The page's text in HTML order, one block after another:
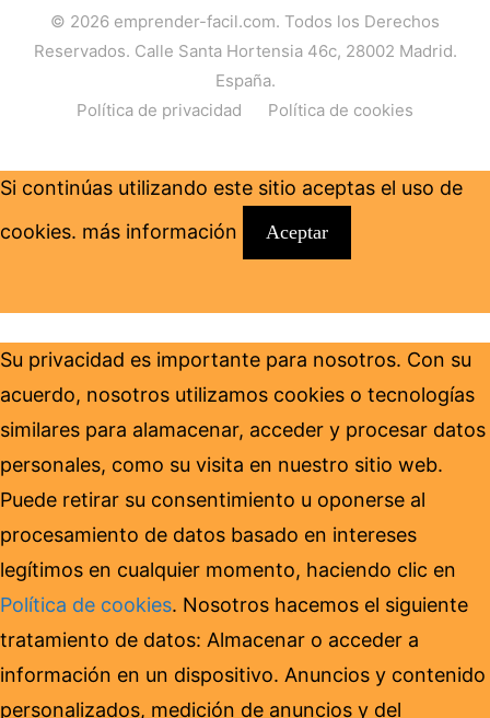
© 2026 emprender-facil.com. Todos los Derechos
Reservados. Calle Santa Hortensia 46c, 28002 Madrid.
España.
Política de privacidad
Política de cookies
Si continúas utilizando este sitio aceptas el uso de
cookies. más información Aceptar
Su privacidad es importante para nosotros. Con su
acuerdo, nosotros utilizamos cookies o tecnologías
similares para alamacenar, acceder y procesar datos
personales, como su visita en nuestro sitio web.
Puede retirar su consentimiento u oponerse al
procesamiento de datos basado en intereses
legítimos en cualquier momento, haciendo clic en
Política de cookies. Nosotros hacemos el siguiente
tratamiento de datos: Almacenar o acceder a
información en un dispositivo. Anuncios y contenido
personalizados, medición de anuncios y del